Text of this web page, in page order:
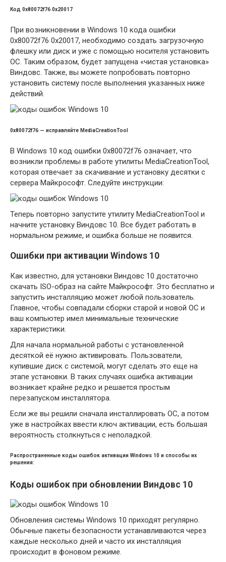
Код 0x80072f76 0x20017
При возникновении в Windows 10 кода ошибки
0x80072f76 0x20017, необходимо создать загрузочную
флешку или диск и уже с помощью носителя установить
ОС. Таким образом, будет запущена «чистая установка»
Виндовс. Также, вы можете попробовать повторно
установить систему после выполнения указанных ниже
действий.
0x80072f76 — исправляйте MediaCreationTool
В Windows 10 код ошибки 0x80072f76 означает, что
возникли проблемы в работе утилиты MediaCreationTool,
которая отвечает за скачивание и установку десятки с
сервера Майкрософт. Следуйте инструкции:
Теперь повторно запустите утилиту MediaCreationTool и
начните установку Виндовс 10. Все будет работать в
нормальном режиме, и ошибка больше не появится.
Ошибки при активации Windows 10
Как известно, для установки Виндовс 10 достаточно
скачать ISO-образ на сайте Майкрософт. Это бесплатно и
запустить инсталляцию может любой пользователь.
Главное, чтобы совпадали сборки старой и новой ОС и
ваш компьютер имел минимальные технические
характеристики.
Для начала нормальной работы с установленной
десяткой её нужно активировать. Пользователи,
купившие диск с системой, могут сделать это еще на
этапе установки. В таких случаях ошибка активации
возникает крайне редко и решается простым
перезапуском инсталлятора.
Если же вы решили сначала инсталлировать ОС, а потом
уже в настройках ввести ключ активации, есть большая
вероятность столкнуться с неполадкой.
Распространенные коды ошибок активации Windows 10 и способы их
решения:
Коды ошибок при обновлении Виндовс 10
Обновления системы Windows 10 приходят регулярно.
Обычные пакеты безопасности устанавливаются через
каждые несколько дней и часто их инсталляция
происходит в фоновом режиме.